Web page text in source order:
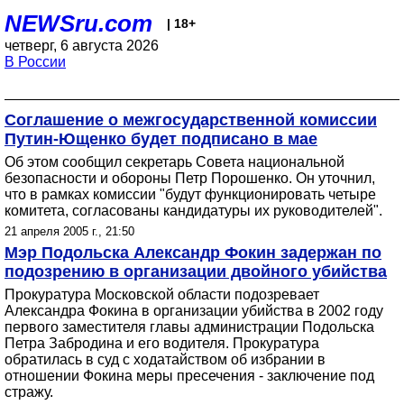
NEWSru.com | 18+
четверг, 6 августа 2026
В России
Соглашение о межгосударственной комиссии
Путин-Ющенко будет подписано в мае
Об этом сообщил секретарь Совета национальной
безопасности и обороны Петр Порошенко. Он уточнил,
что в рамках комиссии "будут функционировать четыре
комитета, согласованы кандидатуры их руководителей".
21 апреля 2005 г., 21:50
Мэр Подольска Александр Фокин задержан по
подозрению в организации двойного убийства
Прокуратура Московской области подозревает
Александра Фокина в организации убийства в 2002 году
первого заместителя главы администрации Подольска
Петра Забродина и его водителя. Прокуратура
обратилась в суд с ходатайством об избрании в
отношении Фокина меры пресечения - заключение под
стражу.